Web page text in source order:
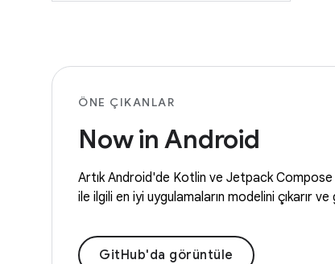
ÖNE ÇIKANLAR
Now in Android
Artık Android'de Kotlin ve Jetpack
ile ilgili en iyi uygulamaların modelini çıkarır
GitHub'da görüntüle